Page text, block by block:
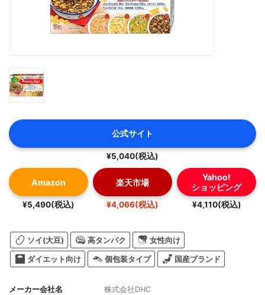
公式サイト
¥5,040(税込)
Amazon
¥5,490(税込)
楽天市場
¥4,066(税込)
Yahoo!
ショッピング
¥4,110(税込)
ソイ(大豆) 高タンパク 女性向け
ダイエット向け 個包装タイプ 国産ブランド
メーカー会社名
株式会社DHC